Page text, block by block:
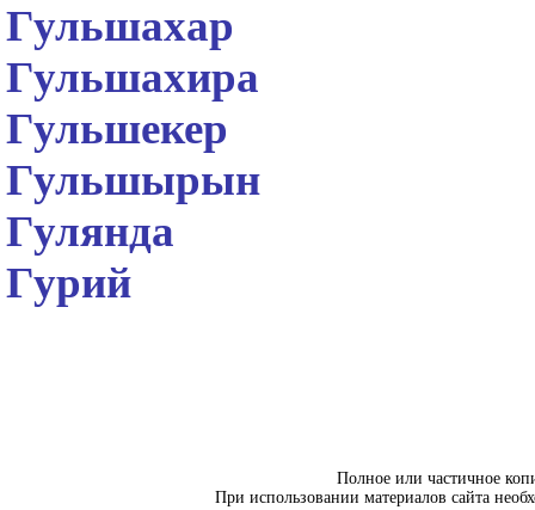
Гульшахар
Гульшахира
Гульшекер
Гульшырын
Гулянда
Гурий
Полное или частичное
При использовании материалов сайта